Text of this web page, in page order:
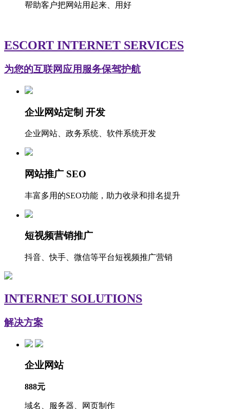
帮助客户把网站用起来、用好
ESCORT INTERNET SERVICES
为您的互联网应用服务保驾护航
企业网站定制 开发
企业网站、政务系统、软件系统开发
网站推广 SEO
丰富多用的SEO功能，助力收录和排名提升
短视频营销推广
抖音、快手、微信等平台短视频推广营销
INTERNET SOLUTIONS
解决方案
企业网站
888元
域名、服务器、网页制作